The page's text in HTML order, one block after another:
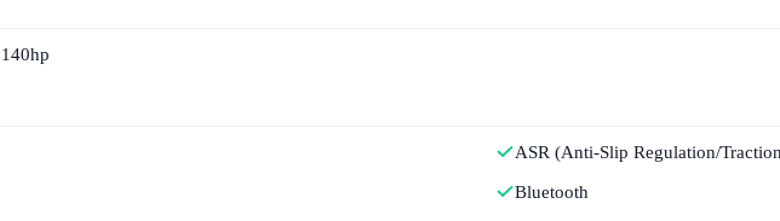
140hp
ASR (Anti-Slip Regulation/
Bluetooth